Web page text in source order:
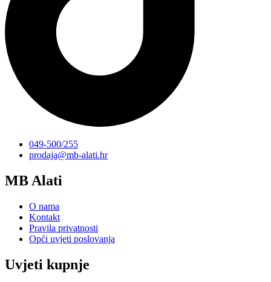
049-500/255
prodaja@mb-alati.hr
MB Alati
O nama
Kontakt
Pravila privatnosti
Opći uvjeti poslovanja
Uvjeti kupnje